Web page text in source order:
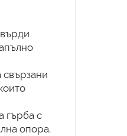
свързани
гърба с
опора.